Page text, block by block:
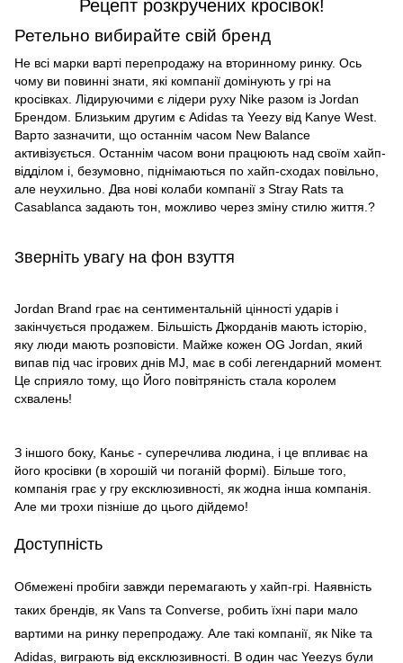
Рецепт розкручених кросівок!
Ретельно вибирайте свій бренд
Не всі марки варті перепродажу на вторинному ринку. Ось
чому ви повинні знати, які компанії домінують у грі на
кросівках. Лідируючими є лідери руху Nike разом із Jordan
Брендом. Близьким другим є Adidas та Yeezy від Kanye West.
Варто зазначити, що останнім часом New Balance
активізується. Останнім часом вони працюють над своїм хайп-
відділом і, безумовно, піднімаються по хайп-сходах повільно,
але неухильно. Два нові колаби компанії з Stray Rats та
Casablanca задають тон, можливо через зміну стилю життя.?
Зверніть увагу на фон взуття
Jordan Brand грає на сентиментальній цінності ударів і
закінчується продажем. Більшість Джорданів мають історію,
яку люди мають розповісти. Майже кожен OG Jordan, який
випав під час ігрових днів MJ, має в собі легендарний момент.
Це сприяло тому, що Його повітряність стала королем
схвалень!
З іншого боку, Каньє - суперечлива людина, і це впливає на
його кросівки (в хорошій чи поганій формі). Більше того,
компанія грає у гру ексклюзивності, як жодна інша компанія.
Але ми трохи пізніше до цього дійдемо!
Доступність
Обмежені пробіги завжди перемагають у хайп-грі. Наявність
таких брендів, як Vans та Converse, робить їхні пари мало
вартими на ринку перепродажу. Але такі компанії, як Nike та
Adidas, виграють від ексклюзивності. В один час Yeezys були